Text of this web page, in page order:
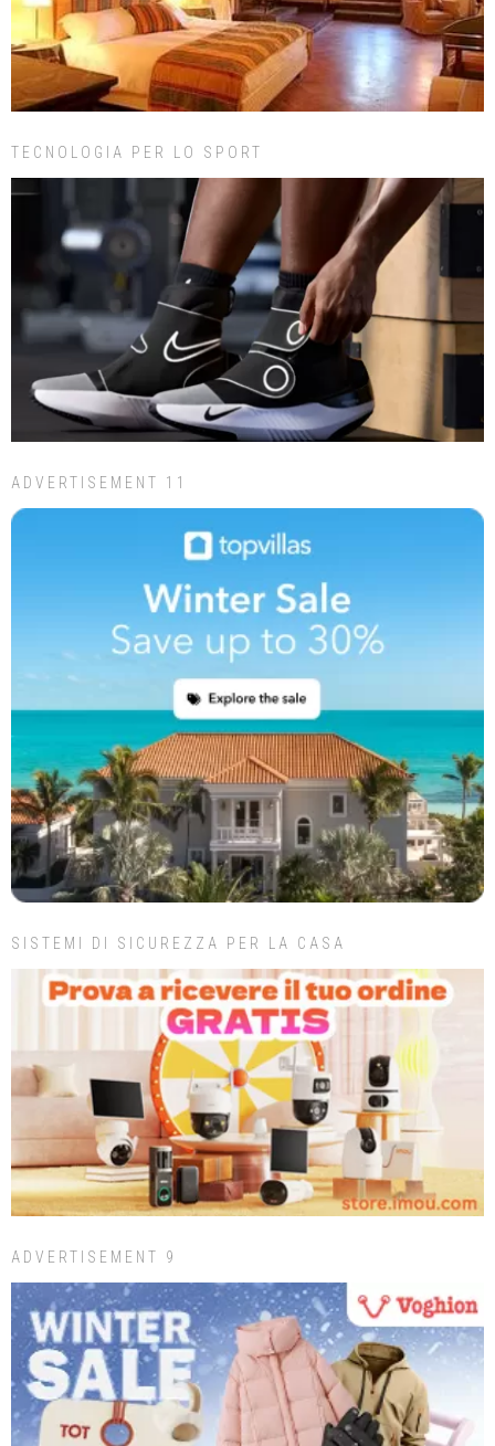
TECNOLOGIA PER LO SPORT
ADVERTISEMENT 11
SISTEMI DI SICUREZZA PER LA CASA
ADVERTISEMENT 9